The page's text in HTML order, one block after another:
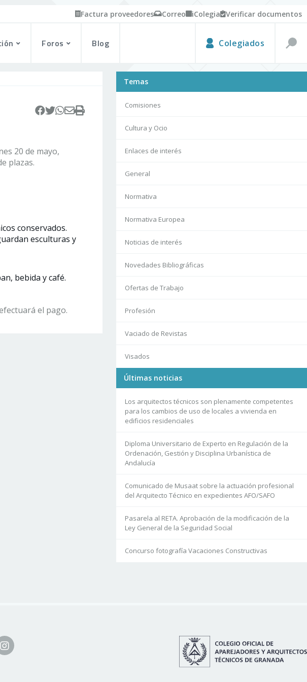
Factura proveedores Correo iColegia Verificar documentos
Foros Blog Colegiados
20 de mayo,
plazas.
conservados.
esculturas y
bebida y café.
el pago.
Temas
Comisiones
Cultura y Ocio
Enlaces de interés
General
Normativa
Normativa Europea
Noticias de interés
Novedades Bibliográficas
Ofertas de Trabajo
Profesión
Vaciado de Revistas
Visados
Últimas noticias
Los arquitectos técnicos son plenamente competentes
para los cambios de uso de locales a vivienda en
edificios residenciales
Diploma Universitario de Experto en Regulación de la
Ordenación, Gestión y Disciplina Urbanística de
Andalucía
Comunicado de Musaat sobre la actuación profesional
del Arquitecto Técnico en expedientes AFO/SAFO
Pasarela al RETA. Aprobación de la modificación de la
Ley General de la Seguridad Social
Concurso fotografía Vacaciones Constructivas